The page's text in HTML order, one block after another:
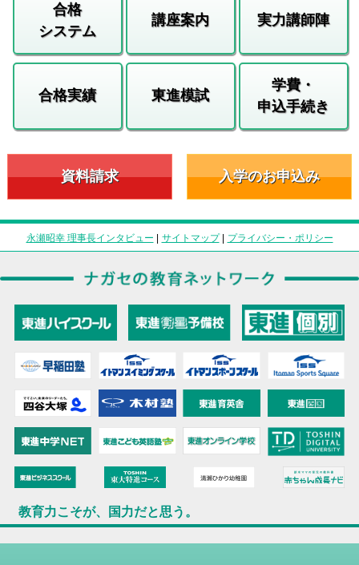
合格
システム
講座案内 実力講師陣
合格実績 東進模試
学費・
申込手続き
資料請求 入学のお申込み
永瀬昭幸 理事長インタビュー | サイトマップ| プライバシー・ポリシー
教育力こそが、国力だと思う。